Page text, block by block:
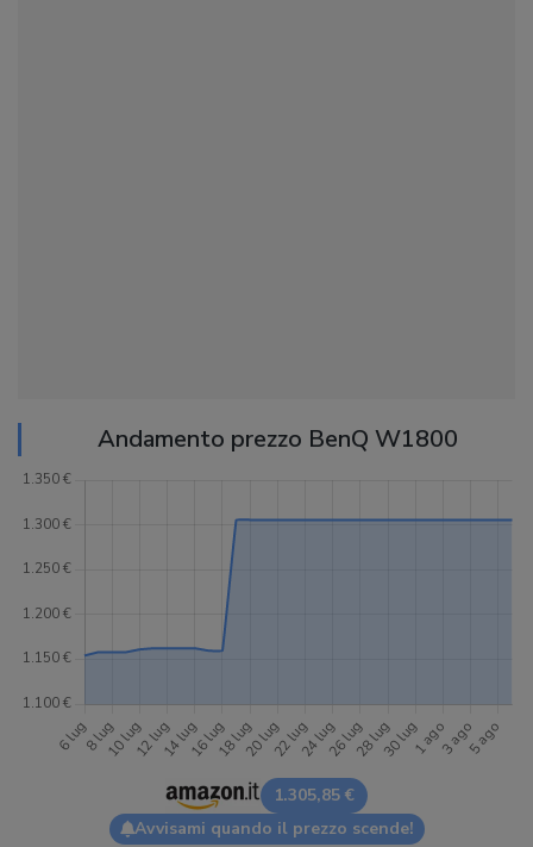
Andamento prezzo BenQ W1800
1.305,85 €
Avvisami quando il prezzo scende!